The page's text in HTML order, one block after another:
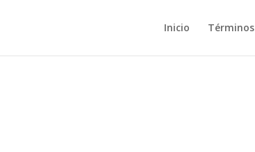
Inicio Términos